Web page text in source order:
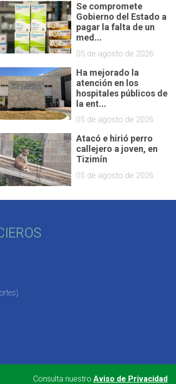
Se compromete
Gobierno del Estado a
pagar la falta de un
med...
05 de agosto de 2026
Ha mejorado la
atención en los
hospitales públicos de
la ent...
05 de agosto de 2026
Atacó e hirió perro
callejero a joven, en
Tizimín
05 de agosto de 2026
Consulta nuestro Aviso de Privacidad.